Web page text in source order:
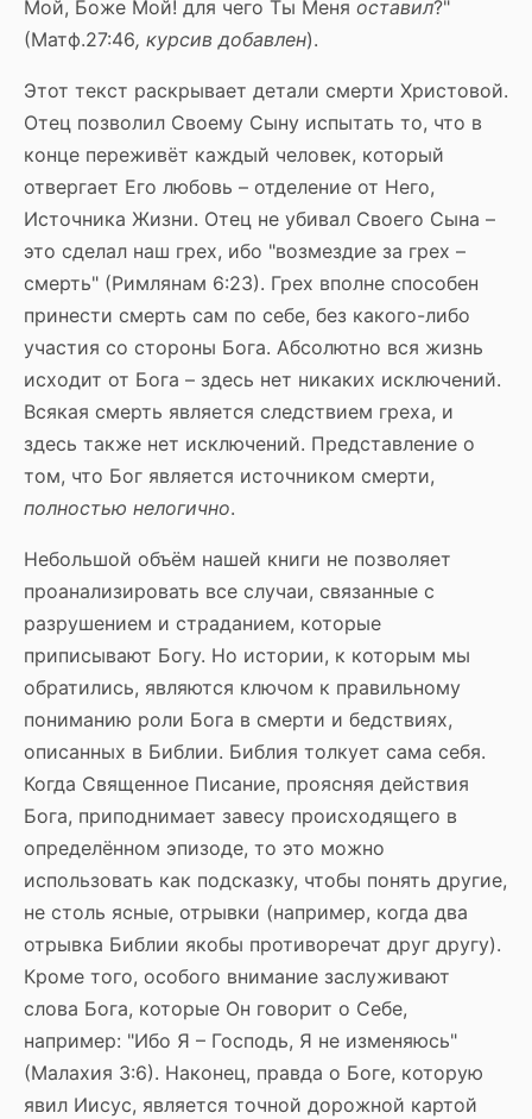
Мой, Боже Мой! для чего Ты Меня оставил?"
(Матф.27:46, курсив добавлен).
Этот текст раскрывает детали смерти Христовой.
Отец позволил Своему Сыну испытать то, что в
конце переживёт каждый человек, который
отвергает Его любовь – отделение от Него,
Источника Жизни. Отец не убивал Своего Сына –
это сделал наш грех, ибо "возмездие за грех –
смерть" (Римлянам 6:23). Грех вполне способен
принести смерть сам по себе, без какого-либо
участия со стороны Бога. Абсолютно вся жизнь
исходит от Бога – здесь нет никаких исключений.
Всякая смерть является следствием греха, и
здесь также нет исключений. Представление о
том, что Бог является источником смерти,
полностью нелогично.
Небольшой объём нашей книги не позволяет
проанализировать все случаи, связанные с
разрушением и страданием, которые
приписывают Богу. Но истории, к которым мы
обратились, являются ключом к правильному
пониманию роли Бога в смерти и бедствиях,
описанных в Библии. Библия толкует сама себя.
Когда Священное Писание, проясняя действия
Бога, приподнимает завесу происходящего в
определённом эпизоде, то это можно
использовать как подсказку, чтобы понять другие,
не столь ясные, отрывки (например, когда два
отрывка Библии якобы противоречат друг другу).
Кроме того, особого внимание заслуживают
слова Бога, которые Он говорит о Себе,
например: "Ибо Я – Господь, Я не изменяюсь"
(Малахия 3:6). Наконец, правда о Боге, которую
явил Иисус, является точной дорожной картой